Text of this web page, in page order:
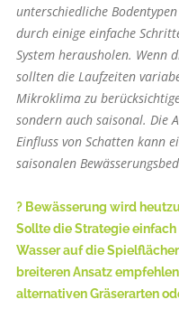
unterschiedliche
durch einige einfache
System herausholen. Wenn
sollten die Laufzeiten
Mikroklima zu
sondern auch saisonal. Die
Einfluss von Schatten kann
saisonalen
? Bewässerung wird
Sollte die Strategie
Wasser auf die
breiteren Ansatz
alternativen Gräserarten